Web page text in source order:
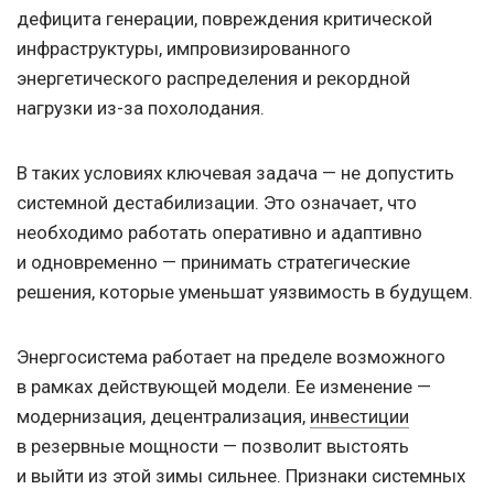
дефицита генерации, повреждения критической
инфраструктуры, импровизированного
энергетического распределения и рекордной
нагрузки из-за похолодания.
В таких условиях ключевая задача — не допустить
системной дестабилизации. Это означает, что
необходимо работать оперативно и адаптивно
и одновременно — принимать стратегические
решения, которые уменьшат уязвимость в будущем.
Энергосистема работает на пределе возможного
в рамках действующей модели. Ее изменение —
модернизация, децентрализация, инвестиции
в резервные мощности — позволит выстоять
и выйти из этой зимы сильнее. Признаки системных